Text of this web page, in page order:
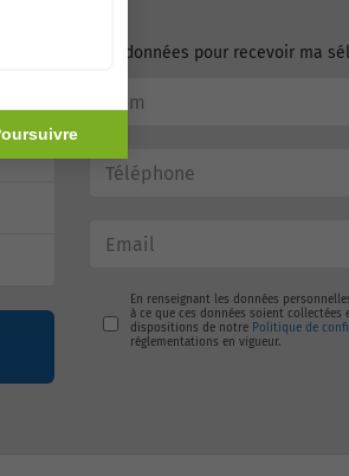
EHPAD?
Coordonnées pour recevoir ma
En renseignant les données
à ce que ces données soient collectées
dispositions de notre Politique de
réglementations en vigueur.